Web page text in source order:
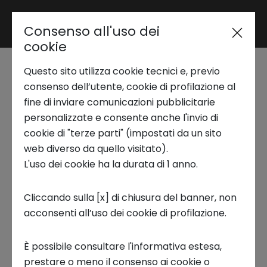
Area riservata
Trend Analysis
Applied Research
Startup Development
Business Transformation
Ecosystem enabling
Le imprese con
Innovation Center alla
scoperta
israeliano
28 OTTOBRE 2022
Consenso all'uso dei
cookie
Questo sito utilizza cookie tecnici e, previo
consenso dell’utente, cookie di profilazione al
fine di inviare comunicazioni pubblicitarie
personalizzate e consente anche l'invio di
cookie di "terze parti" (impostati da un sito
web diverso da quello visitato).
L'uso dei cookie ha la durata di 1 anno.
Cliccando sulla [x] di chiusura del banner, non
acconsenti all’uso dei cookie di profilazione.
È possibile consultare l'informativa estesa,
prestare o meno il consenso ai cookie o